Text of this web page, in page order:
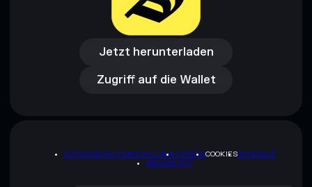
Jetzt herunterladen
Jetzt herunterladen
Zugriff auf die Wallet
Zugriff auf die Wallet
DATENSCHUTZRICHTLINIETERMSCOOKIESSITEMAP
BRAND-KIT